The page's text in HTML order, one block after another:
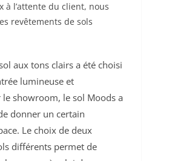
à l’attente du client, nous
revêtements de sols
aux tons clairs a été choisi
lumineuse et
le showroom, le sol Moods a
donner un certain
Le choix de deux
différents permet de